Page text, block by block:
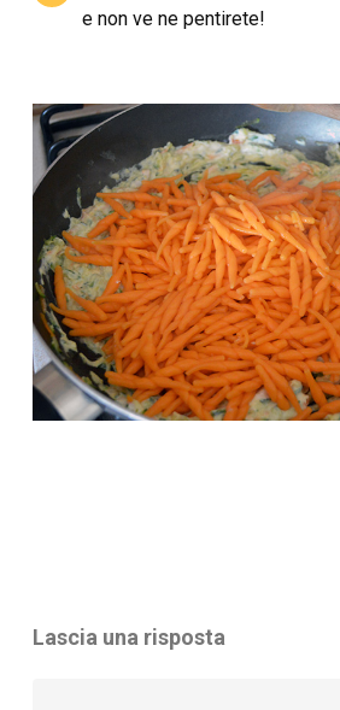
e non ve ne pentirete!
Lascia una risposta